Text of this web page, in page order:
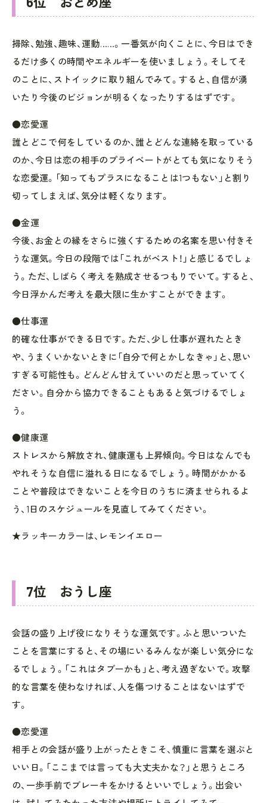
掃除、勉強、趣味、運動……。一番気が向くことに、今日はでき
るだけ多くの時間やエネルギーを使いましょう。そしてそ
のことに、ストイックに取り組んでみて。すると、自信が湧
いたり今後のビジョンが明るくなったりするはずです。
●恋愛運
誰とどこで何をしているのか、誰とどんな連絡を取っている
のか、今日は恋の相手のプライベートがとても気になりそう
な恋愛運。「知ってもプラスになることは1つもない」と割り
切ってしまえば、気分は軽くなります。
●金運
今後、お金との縁をさらに強くするための名案を思い付きそ
うな運気。今日の段階では「これがベスト！」と感じるでしょ
う。ただ、しばらく考えを熟成させるつもりでいて。すると、
今日浮かんだ考えを最大限に生かすことができます。
●仕事運
的確な仕事ができる日です。ただ、少し仕事が遅れたとき
や、うまくいかないときに「自分で何とかしなきゃ」と、思い
すぎる可能性も。どんどん甘えていいのだと思っていてく
ださい。自分から協力できることもあると気づけるでしょ
う。
●健康運
ストレスから解放され、健康運も上昇傾向。今日はなんでも
やれそうな自信に溢れる日になるでしょう。時間がかかる
ことや普段はできないことを今日のうちに済ませられるよ
う、1日のスケジュールを見直してみてください。
★ラッキーカラーは、レモンイエロー
7位 おうし座
会話の盛り上げ役になりそうな運気です。ふと思いついた
ことを言葉にすると、その場にいるみんなが楽しい気分にな
るでしょう。「これはタブーかも」と、考え過ぎないで。攻撃
的な言葉を使わなければ、人を傷つけることはないはずで
す。
●恋愛運
相手との会話が盛り上がったときこそ、慎重に言葉を選ぶと
いい日。「ここまでは言っても大丈夫かな？」と思うところ
の、一歩手前でブレーキをかけるといいでしょう。出会い